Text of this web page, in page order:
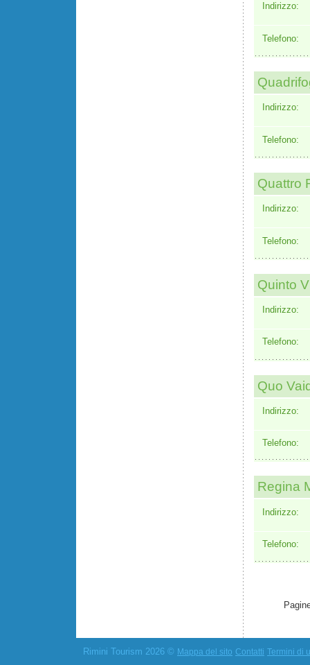
Indirizzo:
Telefono:
Indirizzo:
Telefono:
Quattro
Indirizzo:
Telefono:
Quinto
Indirizzo:
Telefono:
Quo
Indirizzo:
Telefono:
Regina
Indirizzo:
Telefono:
Rimini Tourism 2026 © Mappa del sito Contatti Termini di